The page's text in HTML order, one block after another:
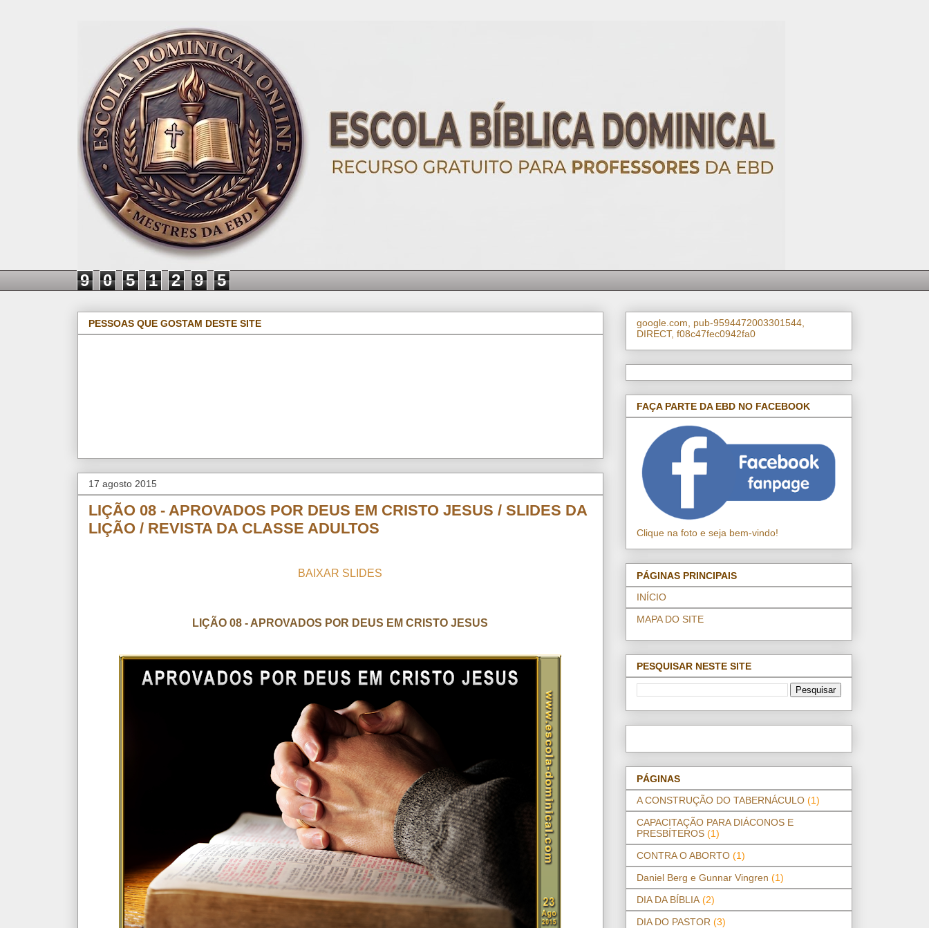
9 0 5 1 2 9 5
PESSOAS QUE GOSTAM DESTE SITE
17 agosto 2015
LIÇÃO 08 - APROVADOS POR DEUS EM CRISTO JESUS / SLIDES DA
LIÇÃO / REVISTA DA CLASSE ADULTOS
BAIXAR SLIDES
LIÇÃO 08 - APROVADOS POR DEUS EM CRISTO JESUS
google.com, pub-9594472003301544,
DIRECT, f08c47fec0942fa0
FAÇA PARTE DA EBD NO FACEBOOK
Clique na foto e seja bem-vindo!
PÁGINAS PRINCIPAIS
INÍCIO
MAPA DO SITE
PESQUISAR NESTE SITE
PÁGINAS
A CONSTRUÇÃO DO TABERNÁCULO (1)
CAPACITAÇÃO PARA DIÁCONOS E
PRESBÍTEROS (1)
CONTRA O ABORTO (1)
Daniel Berg e Gunnar Vingren (1)
DIA DA BÍBLIA (2)
DIA DO PASTOR (3)